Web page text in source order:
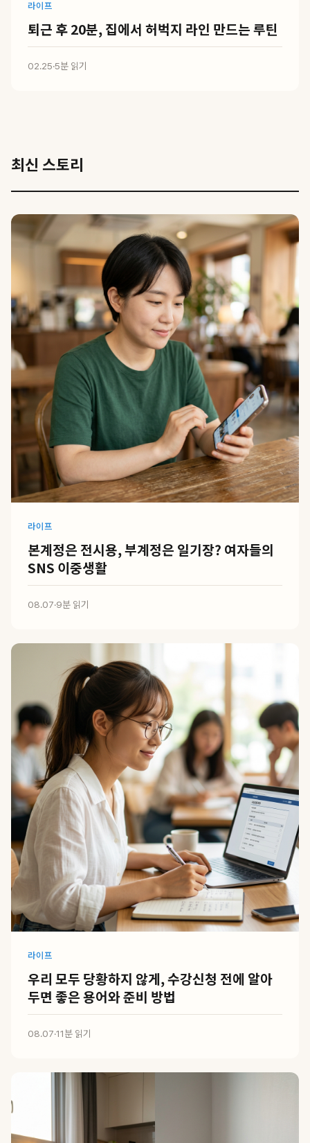
라이프
퇴근 후 20분, 집에서 허벅지 라인 만드는 루틴
02.25·5분 읽기
최신 스토리
라이프
본계정은 전시용, 부계정은 일기장? 여자들의
SNS 이중생활
08.07·9분 읽기
라이프
우리 모두 당황하지 않게, 수강신청 전에 알아
두면 좋은 용어와 준비 방법
08.07·11분 읽기